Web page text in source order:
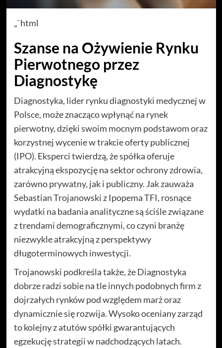
„`html
Szanse na Ożywienie Rynku
Pierwotnego przez
Diagnostykę
Diagnostyka, lider rynku diagnostyki medycznej w
Polsce, może znacząco wpłynąć na rynek
pierwotny, dzięki swoim mocnym podstawom oraz
korzystnej wycenie w trakcie oferty publicznej
(IPO). Eksperci twierdzą, że spółka oferuje
atrakcyjną ekspozycję na sektor ochrony zdrowia,
zarówno prywatny, jak i publiczny. Jak zauważa
Sebastian Trojanowski z Ipopema TFI, rosnące
wydatki na badania analityczne są ściśle związane
z trendami demograficznymi, co czyni branżę
niezwykle atrakcyjną z perspektywy
długoterminowych inwestycji.
Trojanowski podkreśla także, że Diagnostyka
dobrze radzi sobie na tle innych podobnych firm z
dojrzałych rynków pod względem marż oraz
dynamicznie się rozwija. Wysoko oceniany zarząd
to kolejny z atutów spółki gwarantujących
egzekucję strategii w nadchodzących latach.